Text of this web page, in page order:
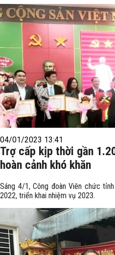
04/01/2023 13:41
Trợ cấp kịp thời gần
hoàn cảnh khó khăn
Sáng 4/1, Công đoàn Viên chức
2022, triển khai nhiệm vụ 2023.